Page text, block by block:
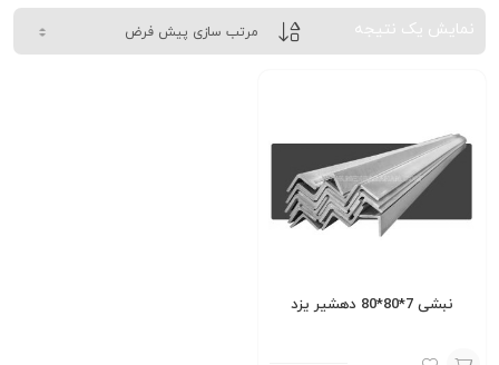
نمایش یک نتیجه
نبشی 7*80*80 دهشیر یزد